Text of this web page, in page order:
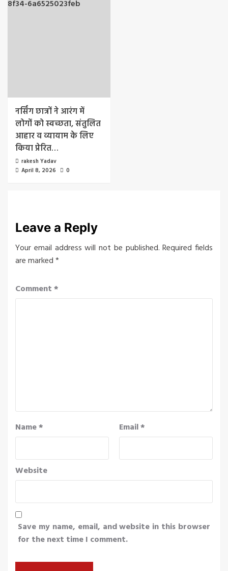
नर्सिंग छात्रों ने आरंग में
लोगों को स्वच्छता, संतुलित
आहार व व्यायाम के लिए
किया प्रेरित…
rakesh Yadav
April 8, 2026
0
Leave a Reply
Your email address will not be published. Required fields
are marked*
Comment*
Name* Email*
Website
Save my name, email, and website in this browser
for the next time I comment.